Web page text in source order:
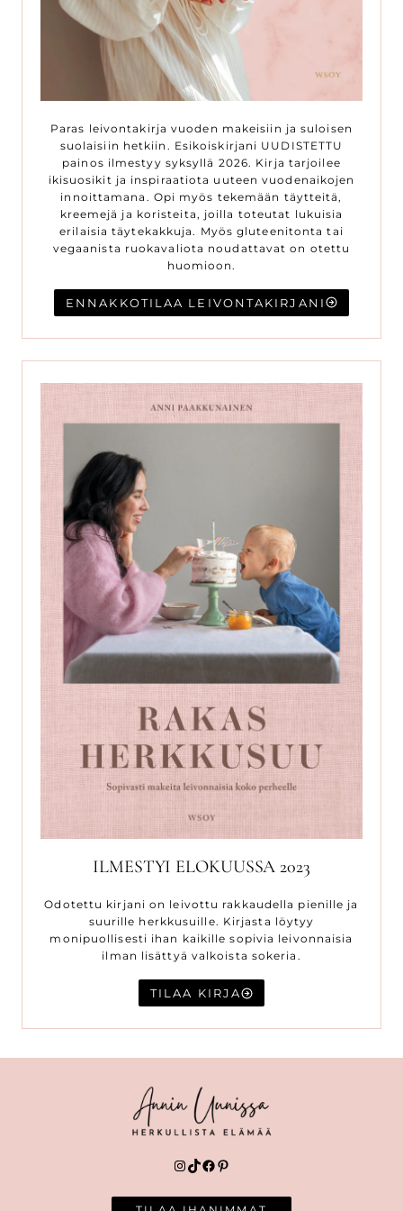
Paras leivontakirja vuoden makeisiin ja suloisen
suolaisiin hetkiin. Esikoiskirjani UUDISTETTU
painos ilmestyy syksyllä 2026. Kirja tarjoilee
ikisuosikit ja inspiraatiota uuteen vuodenaikojen
innoittamana. Opi myös tekemään täytteitä,
kreemejä ja koristeita, joilla toteutat lukuisia
erilaisia täytekakkuja. Myös gluteenitonta tai
vegaanista ruokavaliota noudattavat on otettu
huomioon.
ENNAKKOTILAA LEIVONTAKIRJANI
ILMESTYI ELOKUUSSA 2023
Odotettu kirjani on leivottu rakkaudella pienille ja
suurille herkkusuille. Kirjasta löytyy
monipuollisesti ihan kaikille sopivia leivonnaisia
ilman lisättyä valkoista sokeria.
TILAA KIRJA
Instagram
TikTok
Facebook
Pinterest